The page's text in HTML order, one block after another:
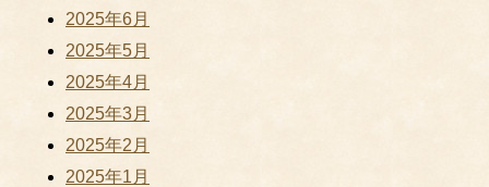
2025年6月
2025年5月
2025年4月
2025年3月
2025年2月
2025年1月